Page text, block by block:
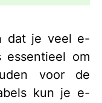
dat je veel e-
om
voor de
kun je e-